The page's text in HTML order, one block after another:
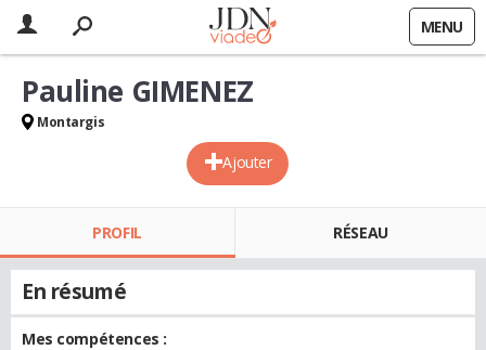
MENU
Ajouter
Pauline GIMENEZ
Montargis
PROFIL RÉSEAU
En résumé
Mes compétences :